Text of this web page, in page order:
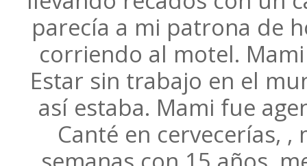
parecía a mi patrona de
corriendo al motel.
Estar sin trabajo en el
así estaba. Mami fue
Canté en cervecerías,